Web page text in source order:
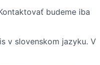
budeme iba
v slovenskom jazyku. V